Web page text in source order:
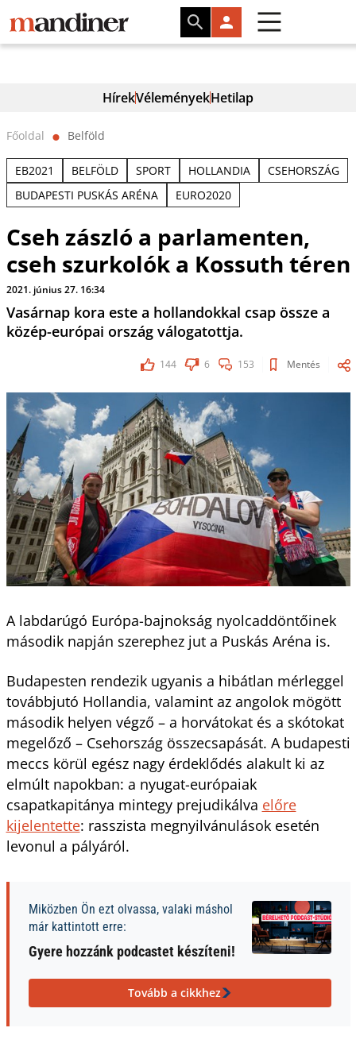
HírekVéleményekHetilap
Főoldal ⬤ Belföld
EB2021 BELFÖLD SPORT HOLLANDIA
CSEHORSZÁG
BUDAPESTI PUSKÁS ARÉNA
EURO2020
Cseh zászló a parlamenten,
cseh szurkolók a Kossuth téren
2021. június 27. 16:34
Vasárnap kora este a hollandokkal csap össze a
közép-európai ország válogatottja.
144 6 153 Mentés
A labdarúgó Európa-bajnokság nyolcaddöntőinek
második napján szerephez jut a Puskás Aréna is.
Budapesten rendezik ugyanis a hibátlan mérleggel
továbbjutó Hollandia, valamint az angolok mögött
második helyen végző – a horvátokat és a skótokat
megelőző – Csehország összecsapását. A budapesti
meccs körül egész nagy érdeklődés alakult ki az
elmúlt napokban: a nyugat-európaiak
csapatkapitánya mintegy prejudikálva előre
kijelentette: rasszista megnyilvánulások esetén
levonul a pályáról.
Miközben Ön ezt olvassa, valaki máshol
már kattintott erre:
Gyere hozzánk podcastet készíteni!
Tovább a cikkhez